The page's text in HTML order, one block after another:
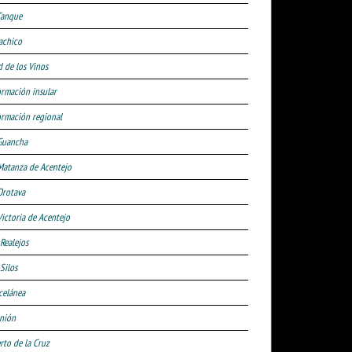
de los Vinos
insular
regional
de Acentejo
de Acentejo
de la Cruz